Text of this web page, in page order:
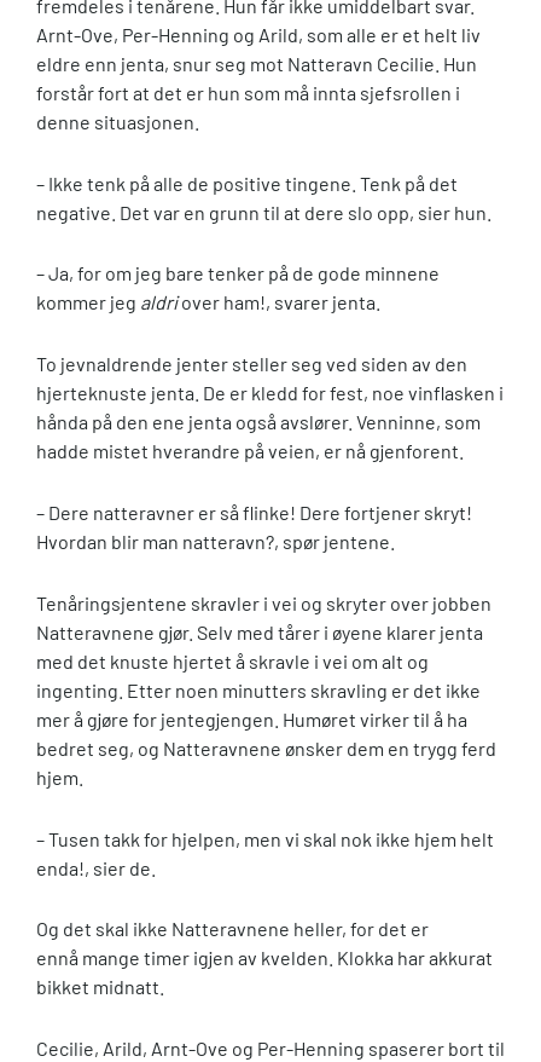
fremdeles i tenårene. Hun får ikke umiddelbart svar.
Arnt-Ove, Per-Henning og Arild, som alle er et helt liv
eldre enn jenta, snur seg mot Natteravn Cecilie. Hun
forstår fort at det er hun som må innta sjefsrollen i
denne situasjonen.
– Ikke tenk på alle de positive tingene. Tenk på det
negative. Det var en grunn til at dere slo opp, sier hun.
– Ja, for om jeg bare tenker på de gode minnene
kommer jeg aldriover ham!, svarer jenta.
To jevnaldrende jenter steller seg ved siden av den
hjerteknuste jenta. De er kledd for fest, noe vinflasken i
hånda på den ene jenta også avslører. Venninne, som
hadde mistet hverandre på veien, er nå gjenforent.
– Dere natteravner er så flinke! Dere fortjener skryt!
Hvordan blir man natteravn?, spør jentene.
Tenåringsjentene skravler i vei og skryter over jobben
Natteravnene gjør. Selv med tårer i øyene klarer jenta
med det knuste hjertet å skravle i vei om alt og
ingenting. Etter noen minutters skravling er det ikke
mer å gjøre for jentegjengen. Humøret virker til å ha
bedret seg, og Natteravnene ønsker dem en trygg ferd
hjem.
– Tusen takk for hjelpen, men vi skal nok ikke hjem helt
enda!, sier de.
Og det skal ikke Natteravnene heller, for det er
ennå mange timer igjen av kvelden. Klokka har akkurat
bikket midnatt.
Cecilie, Arild, Arnt-Ove og Per-Henning spaserer bort til